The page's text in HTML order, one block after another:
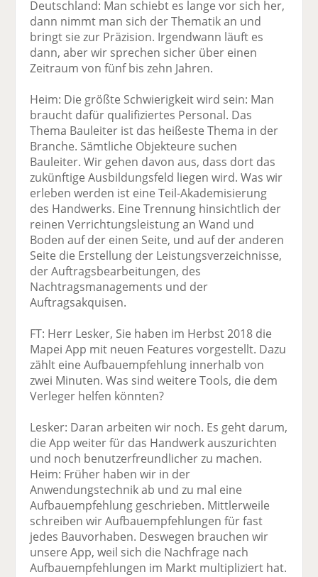
Deutschland: Man schiebt es lange vor sich her,
dann nimmt man sich der Thematik an und
bringt sie zur Präzision. Irgendwann läuft es
dann, aber wir sprechen sicher über einen
Zeitraum von fünf bis zehn Jahren.
Heim: Die größte Schwierigkeit wird sein: Man
braucht dafür qualifiziertes Personal. Das
Thema Bauleiter ist das heißeste Thema in der
Branche. Sämtliche Objekteure suchen
Bauleiter. Wir gehen davon aus, dass dort das
zukünftige Ausbildungsfeld liegen wird. Was wir
erleben werden ist eine Teil-Akademisierung
des Handwerks. Eine Trennung hinsichtlich der
reinen Verrichtungsleistung an Wand und
Boden auf der einen Seite, und auf der anderen
Seite die Erstellung der Leistungsverzeichnisse,
der Auftragsbearbeitungen, des
Nachtragsmanagements und der
Auftragsakquisen.
FT: Herr Lesker, Sie haben im Herbst 2018 die
Mapei App mit neuen Features vorgestellt. Dazu
zählt eine Aufbauempfehlung innerhalb von
zwei Minuten. Was sind weitere Tools, die dem
Verleger helfen könnten?
Lesker: Daran arbeiten wir noch. Es geht darum,
die App weiter für das Handwerk auszurichten
und noch benutzerfreundlicher zu machen.
Heim: Früher haben wir in der
Anwendungstechnik ab und zu mal eine
Aufbauempfehlung geschrieben. Mittlerweile
schreiben wir Aufbauempfehlungen für fast
jedes Bauvorhaben. Deswegen brauchen wir
unsere App, weil sich die Nachfrage nach
Aufbauempfehlungen im Markt multipliziert hat.